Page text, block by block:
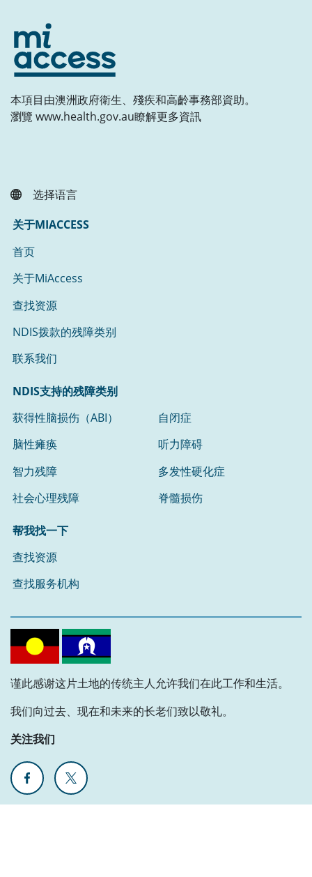
本項目由澳洲政府衛生、殘疾和高齡事務部資助。
瀏覽 www.health.gov.au瞭解更多資訊
选择语言
关于MIACCESS
首页
关于MiAccess
查找资源
NDIS拨款的残障类别
联系我们
NDIS支持的残障类别
获得性脑损伤（ABI）
自闭症
脑性瘫痪
听力障碍
智力残障
多发性硬化症
社会心理残障
脊髓损伤
帮我找一下
查找资源
查找服务机构
谨此感谢这片土地的传统主人允许我们在此工作和生活。
我们向过去、现在和未来的长老们致以敬礼。
关注我们